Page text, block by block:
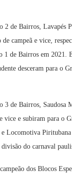
2 de Bairros, Lavapés
campeã e vice,
1 de Bairros em 2021.
desceram para o
3 de Bairros, Saudosa
vice e subiram para o
Locomotiva
do carnaval
dos Blocos